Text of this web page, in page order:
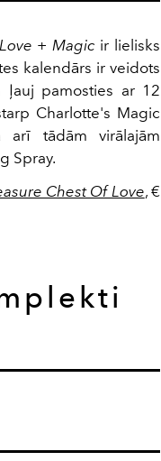
+ Magic ir lielisks
kalendārs ir veidots
ļauj pamosties ar 12
Charlotte's Magic
tādām virālajām
Spray.
Chest Of Love, €